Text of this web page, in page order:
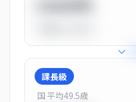
課長級
国 平均49.5歳